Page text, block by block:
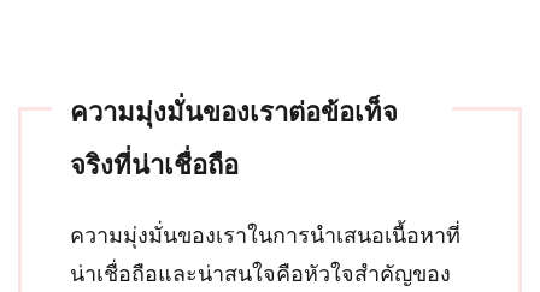
ความมุ่งมั่นของเราต่อข้อเท็จ
จริงที่น่าเชื่อถือ
ความมุ่งมั่นของเราในการนำเสนอเนื้อหาที่
น่าเชื่อถือและน่าสนใจคือหัวใจสำคัญของ